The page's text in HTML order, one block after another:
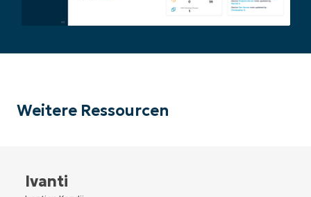
Weitere Ressourcen
Ivanti